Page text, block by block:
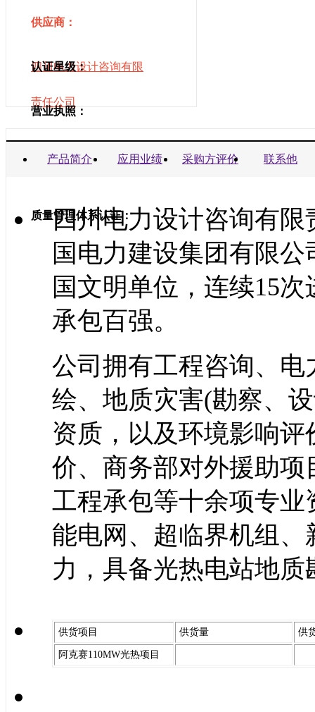
供应商：
四川电力设计咨询有限
责任公司
认证星级：
营业执照：
商业信誉承诺书：
质量管理体系认证：
产品简介 应用业绩 采购方评价 联系他
四川电力设计咨询有限
国电力建设集团有限
国文明单位，连续15
承包百强。
公司拥有工程咨询、
绘、地质灾害(勘察、
资质，以及环境影响
价、商务部对外援助
工程承包等十余项专
能电网、超临界机组
力，具备光热电站地
供货项目 供货量 供
阿克赛110MW光热项目